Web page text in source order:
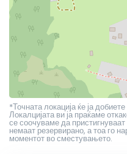
*Точната локација ќе ја
Локалцијата ви ја праќаме
се соочуваме да
немаат резервирано, а тоа го
моментот во сместувањето.